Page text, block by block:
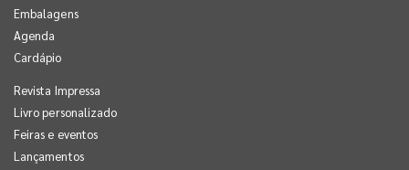
Embalagens
Agenda
Cardápio
Revista Impressa
Livro personalizado
Feiras e eventos
Lançamentos